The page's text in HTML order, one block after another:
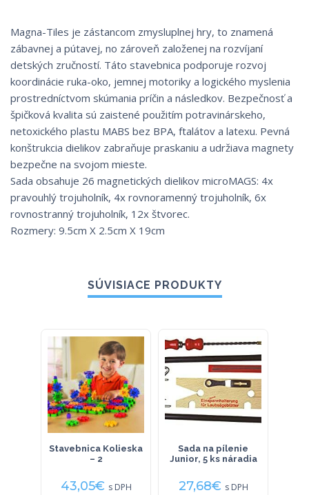
Magna-Tiles je zástancom zmysluplnej hry, to znamená
zábavnej a pútavej, no zároveň založenej na rozvíjaní
detských zručností. Táto stavebnica podporuje rozvoj
koordinácie ruka-oko, jemnej motoriky a logického myslenia
prostredníctvom skúmania príčin a následkov. Bezpečnosť a
špičková kvalita sú zaistené použitím potravinárskeho,
netoxického plastu MABS bez BPA, ftalátov a latexu. Pevná
konštrukcia dielikov zabraňuje praskaniu a udržiava magnety
bezpečne na svojom mieste.
Sada obsahuje 26 magnetických dielikov microMAGS: 4x
pravouhlý trojuholník, 4x rovnoramenný trojuholník, 6x
rovnostranný trojuholník, 12x štvorec.
Rozmery: 9.5cm X 2.5cm X 19cm
SÚVISIACE PRODUKTY
Stavebnica Kolieska
– 2
43,05€ s DPH
Sada na pílenie
Junior, 5 ks náradia
27,68€ s DPH